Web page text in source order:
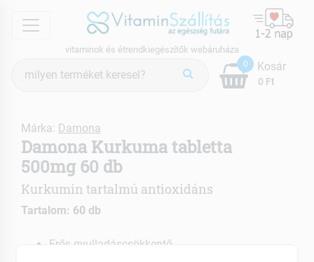
menu
vitaminok és étrendkiegészítők webáruháza
keresés
0
0 Ft
Kosár
Márka: Damona
Damona Kurkuma tabletta
500mg 60 db
Kurkumin tartalmú antioxidáns
Tartalom: 60 db
Erős gyulladáscsökkentő